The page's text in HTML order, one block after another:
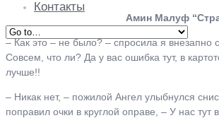
Контакты
Амин Малуф
– Как это – не было? – спросила я внезапно
Совсем, что ли? Да у вас ошибка тут, в
лучше!!
– Никак нет, – пожилой Ангел улыбнулся
поправил очки в круглой оправе, – У нас тут